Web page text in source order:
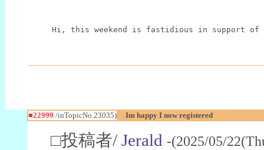
Hi, this weekend is fastidious in support of
■22999 /inTopicNo.23035) Im happy I now registered
□投稿者/ Jerald -(2025/05/